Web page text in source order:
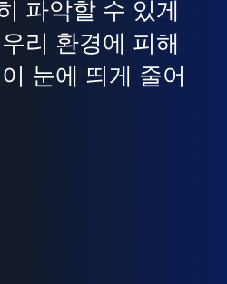
파악할 수 있게
리 환경에 피해
눈에 띄게 줄어